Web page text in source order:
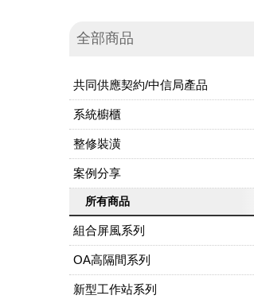
全部商品
共同供應契約/中信局產品
系統櫥櫃
整修裝潢
案例分享
所有商品
組合屏風系列
OA高隔間系列
新型工作站系列